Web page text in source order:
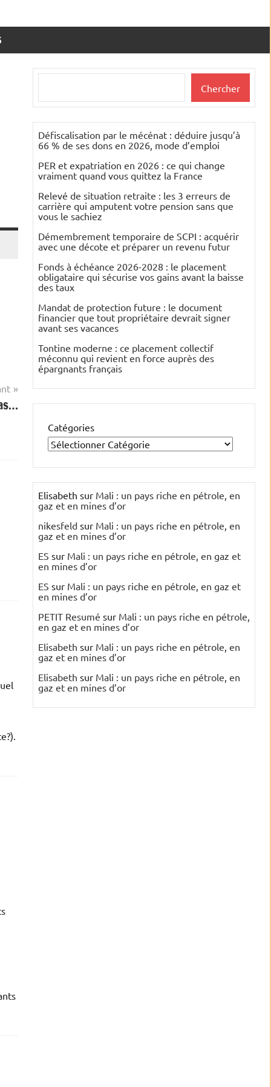
Chercher
Défiscalisation par le mécénat : déduire jusqu’à
66 % de ses dons en 2026, mode d’emploi
PER et expatriation en 2026 : ce qui change
vraiment quand vous quittez la France
Relevé de situation retraite : les 3 erreurs de
carrière qui amputent votre pension sans que
vous le sachiez
Démembrement temporaire de SCPI : acquérir
avec une décote et préparer un revenu futur
Fonds à échéance 2026-2028 : le placement
obligataire qui sécurise vos gains avant la baisse
des taux
Mandat de protection future : le document
financier que tout propriétaire devrait signer
avant ses vacances
Tontine moderne : ce placement collectif
méconnu qui revient en force auprès des
épargnants français
Catégories
Elisabeth sur Mali : un pays riche en pétrole, en
gaz et en mines d’or
nikesfeld sur Mali : un pays riche en pétrole, en
gaz et en mines d’or
ES sur Mali : un pays riche en pétrole, en gaz et
en mines d’or
ES sur Mali : un pays riche en pétrole, en gaz et
en mines d’or
PETIT Resumé sur Mali : un pays riche en pétrole,
en gaz et en mines d’or
Elisabeth sur Mali : un pays riche en pétrole, en
gaz et en mines d’or
Elisabeth sur Mali : un pays riche en pétrole, en
gaz et en mines d’or